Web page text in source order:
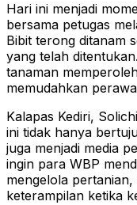
Hari ini menjadi
bersama petugas
Bibit terong ditanam
yang telah
tanaman
memudahkan
Kalapas Kediri,
ini tidak hanya
juga menjadi media
ingin para WBP
mengelola
keterampilan ketika